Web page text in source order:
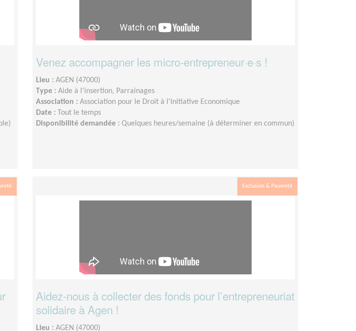
Venez accompagner les micro-entrepreneur·e·s !
Lieu : AGEN (47000)
Type : Aide à l'insertion, Parrainages
Association : Association pour le Droit à l'Initiative Economique
Date :
Tout le temps
Disponibilité demandée : Quelques heures/semaine (à déterminer en commun)
Exclusion & Pauvreté
Aidez-nous à collecter des fonds pour l’entrepreneuriat
solidaire à Agen !
Lieu : AGEN (47000)